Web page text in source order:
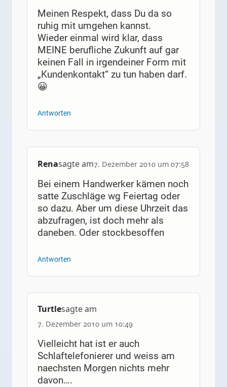
Meinen Respekt, dass Du da so
ruhig mit umgehen kannst.
Wieder einmal wird klar, dass
MEINE berufliche Zukunft auf gar
keinen Fall in irgendeiner Form mit
„Kundenkontakt“ zu tun haben darf.
😀
Antworten
Renasagte am7. Dezember 2010 um 07:58
Bei einem Handwerker kämen noch
satte Zuschläge wg Feiertag oder
so dazu. Aber um diese Uhrzeit das
abzufragen, ist doch mehr als
daneben. Oder stockbesoffen
Antworten
Turtlesagte am
7. Dezember 2010 um 10:49
Vielleicht hat ist er auch
Schlaftelefonierer und weiss am
naechsten Morgen nichts mehr
davon….